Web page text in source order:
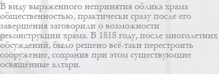
В виду выраженного непринятия облика храма
общественностью, практически сразу после его
завершения заговорили о возможности
реконструкции храма. В 1818 году, после многолетних
обсуждений, было решено всё-таки перестроить
сооружение, сохранив при этом существующие
освящённые алтари.